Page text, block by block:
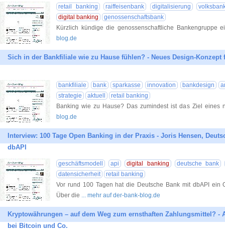
retail banking raiffeisenbank digitalisierung
digital banking
genossenschaftsbank
Kürzlich kündige die genossenschaftliche Bankengruppe
blog.de
Sich in der Bankfiliale wie zu Hause fühlen? - Neues Design-Konzept
bankfiliale bank sparkasse innovation bankdesign
strategie
aktuell
retail banking
Banking wie zu Hause? Das zumindest ist das Ziel eines
blog.de
Interview: 100 Tage Open Banking in der Praxis - Joris Hensen,
dbAPI
geschäftsmodell api digital banking
deutsche bank
datensicherheit
retail banking
Vor rund 100 Tagen hat die Deutsche Bank mit dbAPI ein
Über die ... mehr auf der-bank-blog.de
Kryptowährungen – auf dem Weg zum ernsthaften Zahlungsmittel? -
bei Bitcoin und Co.